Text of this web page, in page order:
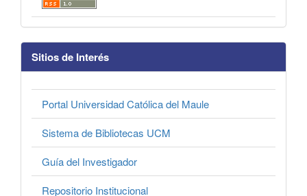
Sitios de Interés
Portal Universidad Católica del Maule
Sistema de Bibliotecas UCM
Guía del Investigador
Repositorio Institucional